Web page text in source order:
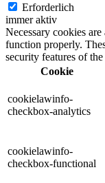
Erforderlich
immer aktiv
Necessary cookies
function properly.
security features of
Cookie
cookielawinfo-
checkbox-analytics
cookielawinfo-
checkbox-functional